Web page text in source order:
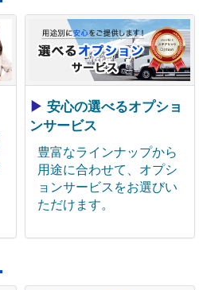
▶ 安心の選べるオプショ
ンサービス
豊富なラインナップから
用途に合わせて、オプシ
ョンサービスをお選びい
ただけます。